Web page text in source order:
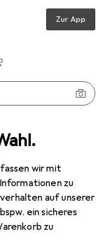
wir mit
zu
auf unserer
ein sicheres
zu
Zur App
Inara Slim Stretch Hose
Hose